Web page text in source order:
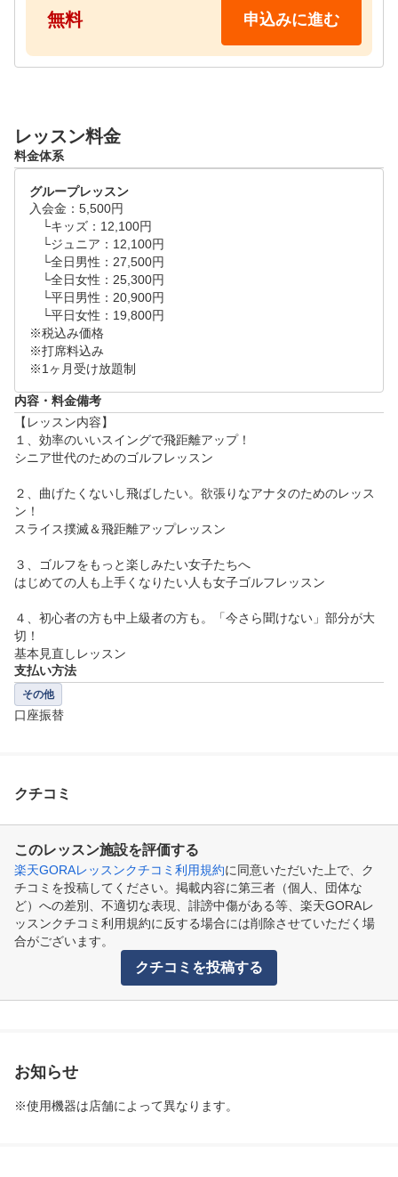
●レッスンタイムスケジュール(各50分)
平日　10:30～19:50
土日祝　10:30～19:50
※下記のお時間はキッズ、ジュニアのレッスンとなり
平日　16:00～17:50
土日祝　13:30～15:20
無料 申込みに進む
レッスン料金
料金体系
グループレッスン
入会金：5,500円
└キッズ：12,100円
└ジュニア：12,100円
└全日男性：27,500円
└全日女性：25,300円
└平日男性：20,900円
└平日女性：19,800円
※税込み価格
※打席料込み
※1ヶ月受け放題制
内容・料金備考
【レッスン内容】
１、効率のいいスイングで飛距離アップ！
シニア世代のためのゴルフレッスン
２、曲げたくないし飛ばしたい。欲張りなアナタのためのレッス
ン！
スライス撲滅＆飛距離アップレッスン
３、ゴルフをもっと楽しみたい女子たちへ
はじめての人も上手くなりたい人も女子ゴルフレッスン
４、初心者の方も中上級者の方も。「今さら聞けない」部分が大
切！
基本見直しレッスン
支払い方法
その他
口座振替
クチコミ
このレッスン施設を評価する
楽天GORAレッスンクチコミ利用規約に同意いただいた上で、ク
チコミを投稿してください。掲載内容に第三者（個人、団体な
ど）への差別、不適切な表現、誹謗中傷がある等、楽天GORAレ
ッスンクチコミ利用規約に反する場合には削除させていただく場
合がございます。
クチコミを投稿する
お知らせ
※使用機器は店舗によって異なります。